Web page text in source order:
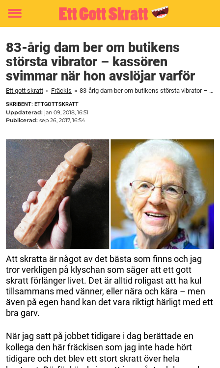
Toggle
83-årig dam ber om butikens
största vibrator – kassören
svimmar när hon avslöjar varför
Ett gott skratt » Fräckis » 83-årig dam ber om butikens största vibrator – kassören svimmar när hon avslöjar varför
SKRIBENT: ETTGOTTSKRATT
Uppdaterad: jan 09, 2018, 16:51
Publicerad: sep 26, 2017, 16:54
Att skratta är något av det bästa som finns och jag
tror verkligen på klyschan som säger att ett gott
skratt förlänger livet. Det är alltid roligast att ha kul
tillsammans med vänner, eller nära och kära – men
även på egen hand kan det vara riktigt härligt med ett
bra garv.
När jag satt på jobbet tidigare i dag berättade en
kollega den här fräckisen som jag inte hade hört
tidigare och det blev ett stort skratt över hela